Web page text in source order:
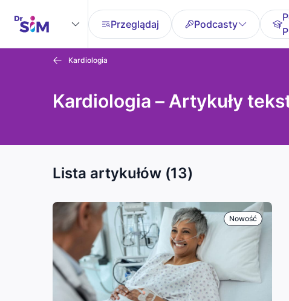
Przeglądaj Podcasty
Kardiologia
Kardiologia – Artykuły
Lista artykułów (13)
Nowość